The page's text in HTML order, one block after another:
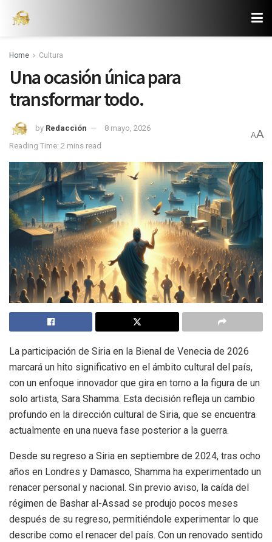
Home Cultura
Una ocasión única para
transformar todo.
by Redacción
8 mayo, 2026
Reading Time: 2 mins read
AA
La participación de Siria en la Bienal de Venecia de 2026
marcará un hito significativo en el ámbito cultural del país,
con un enfoque innovador que gira en torno a la figura de un
solo artista, Sara Shamma. Esta decisión refleja un cambio
profundo en la dirección cultural de Siria, que se encuentra
actualmente en una nueva fase posterior a la guerra.
Desde su regreso a Siria en septiembre de 2024, tras ocho
años en Londres y Damasco, Shamma ha experimentado un
renacer personal y nacional. Sin previo aviso, la caída del
régimen de Bashar al-Assad se produjo pocos meses
después de su regreso, permitiéndole experimentar lo que
describe como el renacer del país. Con un renovado sentido